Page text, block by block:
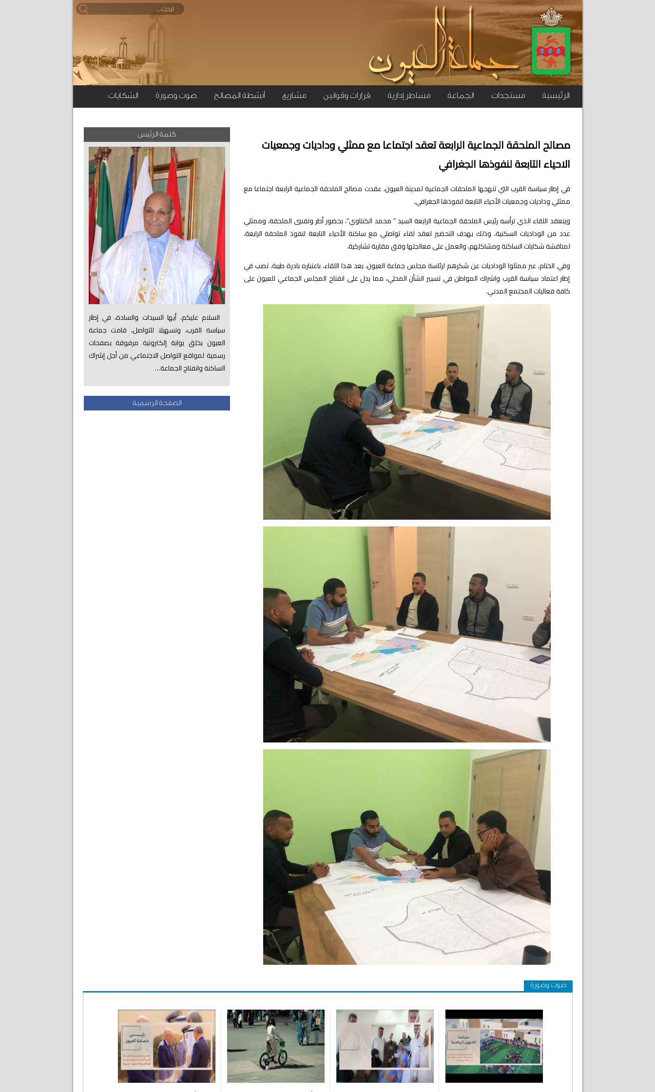
الرئيسية مستجدات الجماعة مساطر إدارية قرارات وقوانين مشاريع أنشطة المصالح صوت وصورة الشكايات
مصالح الملحقة الجماعية الرابعة تعقد اجتماعا مع ممثلي وداديات وجمعيات
الاحياء التابعة لنفوذها الجغرافي
في إطار سياسة القرب التي تنهجها الملحقات الجماعية لمدينة العيون، عقدت مصالح الملحقة الجماعية الرابعة اجتماعا مع
ممثلي وداديات وجمعيات الأحياء التابعة لنفوذها الجغرافي.
وينعقد اللقاء الذي ترأسه رئيس الملحقة الجماعية الرابعة السيد ” محمد الكنتاوي”، بحضور أطر وتقنيي الملحقة، وممثلي
عدد من الوداديات السكنية، وذلك بهدف التحضير لعقد لقاء تواصلي مع ساكنة الأحياء التابعة لنفوذ الملحقة الرابعة،
لمناقشة شكايات الساكنة ومشاكلهم، والعمل على معالجتها وفق مقاربة تشاركية.
وفي الختام، عبر ممثلوا الوداديات عن شكرهم لرئاسة مجلس جماعة العيون، بعد هذا اللقاء، باعتباره بادرة طيبة، تصب في
إطار اعتماد سياسة القرب واشراك المواطن في تسيير الشأن المحلي، مما يدل على انفتاح المجلس الجماعي للعيون على
كافة فعاليات المجتمع المدني.
كلمة الرئيس
السلام عليكم، أيها السيدات والسادة، في إطار
سياسة القرب، وتسهيلا للتواصل، قامت جماعة
العيون بخلق بوابة إلكترونية مرفوقة بصفحات
رسمية لمواقع التواصل الاجتماعي من أجل إشراك
الساكنة وانفتاح الجماعة…
الصفحة الرسمية
صوت وصورة